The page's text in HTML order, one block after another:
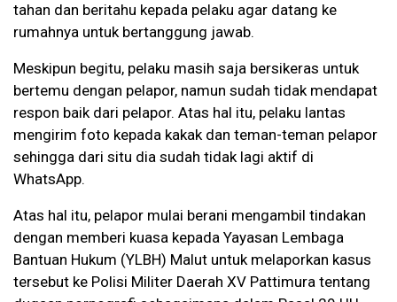
tahan dan beritahu kepada pelaku agar datang ke
rumahnya untuk bertanggung jawab.
Meskipun begitu, pelaku masih saja bersikeras untuk
bertemu dengan pelapor, namun sudah tidak mendapat
respon baik dari pelapor. Atas hal itu, pelaku lantas
mengirim foto kepada kakak dan teman-teman pelapor
sehingga dari situ dia sudah tidak lagi aktif di
WhatsApp.
Atas hal itu, pelapor mulai berani mengambil tindakan
dengan memberi kuasa kepada Yayasan Lembaga
Bantuan Hukum (YLBH) Malut untuk melaporkan kasus
tersebut ke Polisi Militer Daerah XV Pattimura tentang